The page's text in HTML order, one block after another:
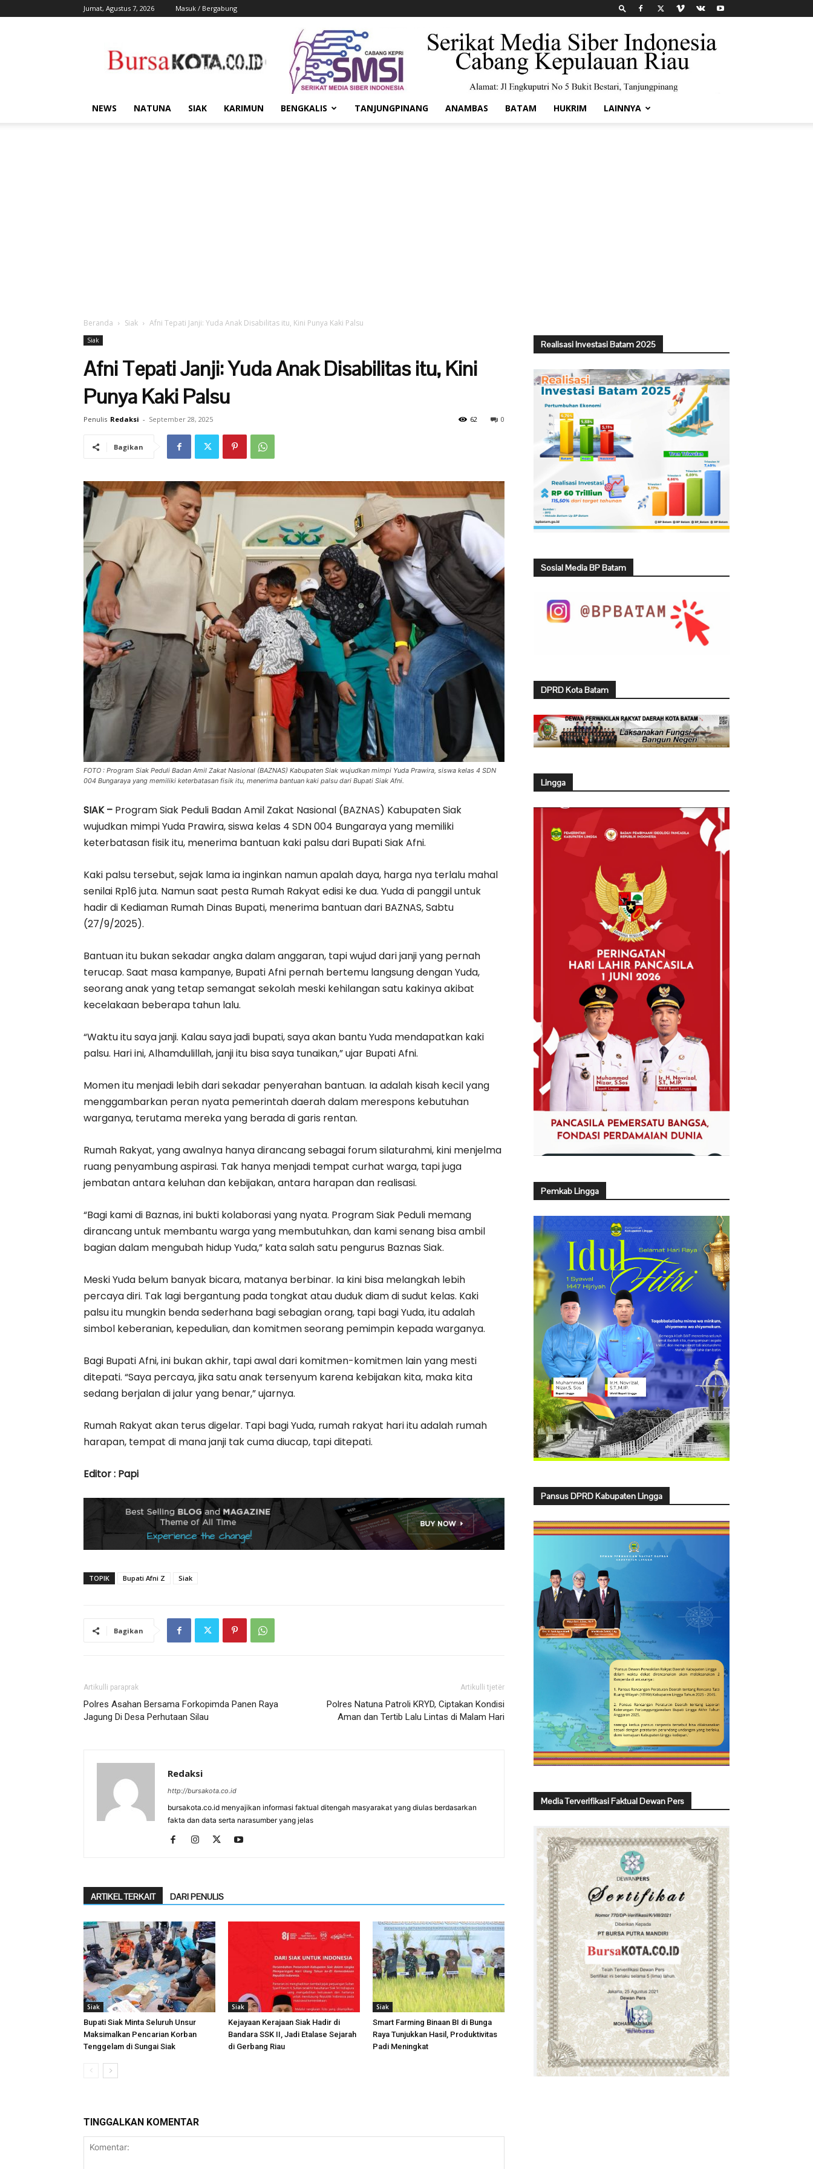
Jumat, Agustus 7, 2026 Masuk / Bergabung
Kota
NEWS NATUNA SIAK KARIMUN BENGKALIS TANJUNGPINANG ANAMBAS BATAM HUKRIM LAINNYA
Beranda Siak Afni Tepati Janji: Yuda Anak Disabilitas itu, Kini Punya Kaki Palsu
Siak
Afni Tepati Janji: Yuda Anak Disabilitas itu, Kini
Punya Kaki Palsu
Penulis Redaksi - September 28, 2025 0
62
Bagikan
FOTO : Program Siak Peduli Badan Amil Zakat Nasional (BAZNAS) Kabupaten Siak wujudkan mimpi Yuda Prawira, siswa kelas 4 SDN
004 Bungaraya yang memiliki keterbatasan fisik itu, menerima bantuan kaki palsu dari Bupati Siak Afni.
SIAK – Program Siak Peduli Badan Amil Zakat Nasional (BAZNAS) Kabupaten Siak
wujudkan mimpi Yuda Prawira, siswa kelas 4 SDN 004 Bungaraya yang memiliki
keterbatasan fisik itu, menerima bantuan kaki palsu dari Bupati Siak Afni.
Kaki palsu tersebut, sejak lama ia inginkan namun apalah daya, harga nya terlalu mahal
senilai Rp16 juta. Namun saat pesta Rumah Rakyat edisi ke dua. Yuda di panggil untuk
hadir di Kediaman Rumah Dinas Bupati, menerima bantuan dari BAZNAS, Sabtu
(27/9/2025).
Bantuan itu bukan sekadar angka dalam anggaran, tapi wujud dari janji yang pernah
terucap. Saat masa kampanye, Bupati Afni pernah bertemu langsung dengan Yuda,
seorang anak yang tetap semangat sekolah meski kehilangan satu kakinya akibat
kecelakaan beberapa tahun lalu.
“Waktu itu saya janji. Kalau saya jadi bupati, saya akan bantu Yuda mendapatkan kaki
palsu. Hari ini, Alhamdulillah, janji itu bisa saya tunaikan,” ujar Bupati Afni.
Momen itu menjadi lebih dari sekadar penyerahan bantuan. Ia adalah kisah kecil yang
menggambarkan peran nyata pemerintah daerah dalam merespons kebutuhan
warganya, terutama mereka yang berada di garis rentan.
Rumah Rakyat, yang awalnya hanya dirancang sebagai forum silaturahmi, kini menjelma
ruang penyambung aspirasi. Tak hanya menjadi tempat curhat warga, tapi juga
jembatan antara keluhan dan kebijakan, antara harapan dan realisasi.
“Bagi kami di Baznas, ini bukti kolaborasi yang nyata. Program Siak Peduli memang
dirancang untuk membantu warga yang membutuhkan, dan kami senang bisa ambil
bagian dalam mengubah hidup Yuda,” kata salah satu pengurus Baznas Siak.
Meski Yuda belum banyak bicara, matanya berbinar. Ia kini bisa melangkah lebih
percaya diri. Tak lagi bergantung pada tongkat atau duduk diam di sudut kelas. Kaki
palsu itu mungkin benda sederhana bagi sebagian orang, tapi bagi Yuda, itu adalah
simbol keberanian, kepedulian, dan komitmen seorang pemimpin kepada warganya.
Bagi Bupati Afni, ini bukan akhir, tapi awal dari komitmen-komitmen lain yang mesti
ditepati. “Saya percaya, jika satu anak tersenyum karena kebijakan kita, maka kita
sedang berjalan di jalur yang benar,” ujarnya.
Rumah Rakyat akan terus digelar. Tapi bagi Yuda, rumah rakyat hari itu adalah rumah
harapan, tempat di mana janji tak cuma diucap, tapi ditepati.
Editor : Papi
TOPIK Bupati Afni Z Siak
Bagikan
Artikulli paraprak
Polres Asahan Bersama Forkopimda Panen Raya
Jagung Di Desa Perhutaan Silau
Artikulli tjetër
Polres Natuna Patroli KRYD, Ciptakan Kondisi
Aman dan Tertib Lalu Lintas di Malam Hari
Redaksi
http://bursakota.co.id
bursakota.co.id menyajikan informasi faktual ditengah masyarakat yang diulas berdasarkan
fakta dan data serta narasumber yang jelas
ARTIKEL TERKAIT DARI PENULIS
Siak
Bupati Siak Minta Seluruh Unsur
Maksimalkan Pencarian Korban
Tenggelam di Sungai Siak
Siak
Kejayaan Kerajaan Siak Hadir di
Bandara SSK II, Jadi Etalase Sejarah
di Gerbang Riau
Siak
Smart Farming Binaan BI di Bunga
Raya Tunjukkan Hasil, Produktivitas
Padi Meningkat
TINGGALKAN KOMENTAR
Realisasi Investasi Batam 2025
Sosial Media BP Batam
DPRD Kota Batam
Lingga
Pemkab Lingga
Pansus DPRD Kabupaten Lingga
Media Terverifikasi Faktual Dewan Pers